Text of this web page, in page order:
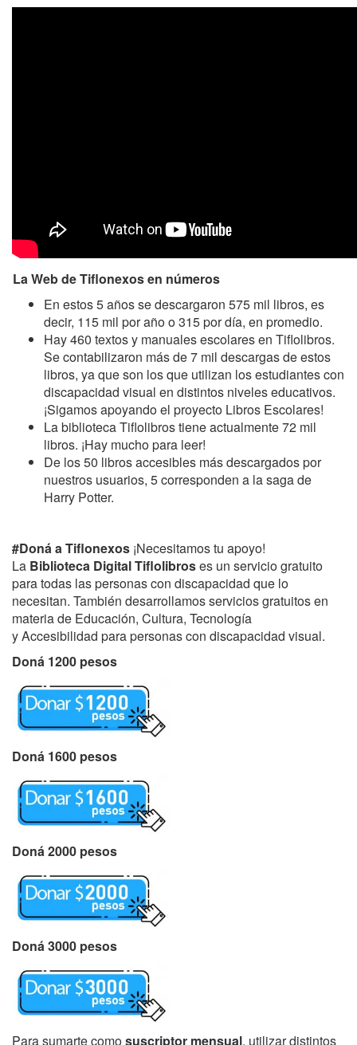
La Web de Tiflonexos en números
En estos 5 años se descargaron 575 mil libros, es
decir, 115 mil por año o 315 por día, en promedio.
Hay 460 textos y manuales escolares en Tiflolibros.
Se contabilizaron más de7 mil descargas de estos
libros, ya que son los que utilizan los estudiantes con
discapacidad visual en distintos niveles educativos.
¡Sigamos apoyando el proyecto Libros Escolares!
La biblioteca Tiflolibros tiene actualmente 72 mil
libros. ¡Hay mucho para leer!
De los 50 libros accesibles más descargados por
nuestros usuarios, 5 corresponden a la saga de
Harry Potter.
#Doná a Tiflonexos ¡Necesitamos tu apoyo!
La Biblioteca Digital Tiflolibroses un servicio gratuito
para todas las personas con discapacidad que lo
necesitan. También desarrollamos servicios gratuitos en
materia de Educación, Cultura, Tecnología
yAccesibilidad para personas con discapacidad visual.
Doná 1200 pesos
Doná 1600 pesos
Doná 2000 pesos
Doná 3000 pesos
Para sumarte comosuscriptor mensual, utilizar distintos